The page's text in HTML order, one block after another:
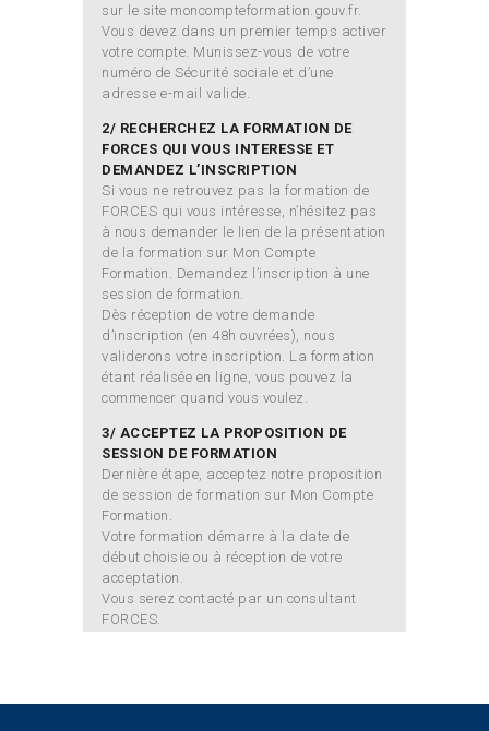
sur le site moncompteformation.gouv.fr.
Vous devez dans un premier temps activer
votre compte. Munissez-vous de votre
numéro de Sécurité sociale et d’une
adresse e-mail valide.
2/ RECHERCHEZ LA FORMATION DE
FORCES QUI VOUS INTERESSE ET
DEMANDEZ L’INSCRIPTION
Si vous ne retrouvez pas la formation de
FORCES qui vous intéresse, n’hésitez pas
à nous demander le lien de la présentation
de la formation sur Mon Compte
Formation. Demandez l’inscription à une
session de formation.
Dès réception de votre demande
d’inscription (en 48h ouvrées), nous
validerons votre inscription. La formation
étant réalisée en ligne, vous pouvez la
commencer quand vous voulez.
3/ ACCEPTEZ LA PROPOSITION DE
SESSION DE FORMATION
Dernière étape, acceptez notre proposition
de session de formation sur Mon Compte
Formation.
Votre formation démarre à la date de
début choisie ou à réception de votre
acceptation.
Vous serez contacté par un consultant
FORCES.